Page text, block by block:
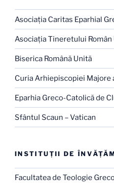
Asociaţia Caritas Eparhial
Asociaţia Tineretului Român
Biserica Română Unită
Curia Arhiepiscopiei Majore
Eparhia Greco-Catolică de
Sfântul Scaun – Vatican
INSTITUŢII DE
Facultatea de Teologie